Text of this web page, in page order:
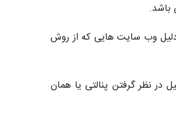
باشد.
دلیل وب سایت هایی که از روش
نظر گرفتن پنالتی یا همان